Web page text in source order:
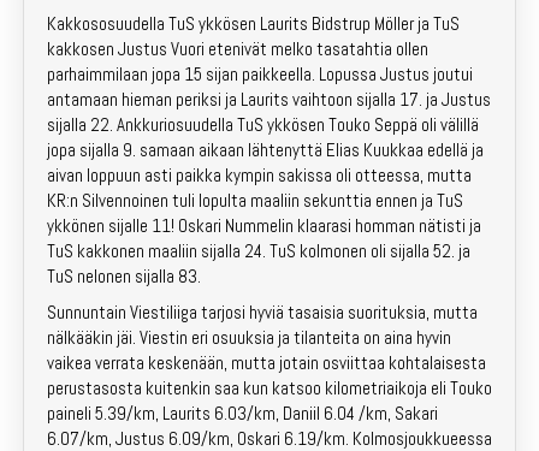
Kuntosuunnistus
Jäsenille
In English
Kakkososuudella TuS ykkösen Laurits Bidstrup Möller ja TuS
kakkosen Justus Vuori etenivät melko tasatahtia ollen
parhaimmilaan jopa 15 sijan paikkeella. Lopussa Justus joutui
antamaan hieman periksi ja Laurits vaihtoon sijalla 17. ja Justus
sijalla 22. Ankkuriosuudella TuS ykkösen Touko Seppä oli välillä
jopa sijalla 9. samaan aikaan lähtenyttä Elias Kuukkaa edellä ja
aivan loppuun asti paikka kympin sakissa oli otteessa, mutta
KR:n Silvennoinen tuli lopulta maaliin sekunttia ennen ja TuS
ykkönen sijalle 11! Oskari Nummelin klaarasi homman nätisti ja
TuS kakkonen maaliin sijalla 24. TuS kolmonen oli sijalla 52. ja
TuS nelonen sijalla 83.
Sunnuntain Viestiliiga tarjosi hyviä tasaisia suorituksia, mutta
nälkääkin jäi. Viestin eri osuuksia ja tilanteita on aina hyvin
vaikea verrata keskenään, mutta jotain osviittaa kohtalaisesta
perustasosta kuitenkin saa kun katsoo kilometriaikoja eli Touko
paineli 5.39/km, Laurits 6.03/km, Daniil 6.04 /km, Sakari
6.07/km, Justus 6.09/km, Oskari 6.19/km. Kolmosjoukkueessa